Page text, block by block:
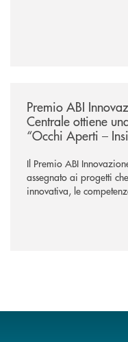
Premio ABI
Centrale ottiene
“Occhi Aperti –
Il Premio ABI
assegnato ai progetti
innovativa, le
operazioni e